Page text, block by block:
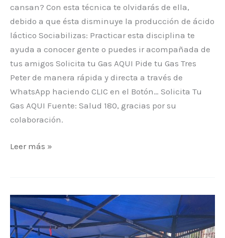
cansan? Con esta técnica te olvidarás de ella,
debido a que ésta disminuye la producción de ácido
láctico Sociabilizas: Practicar esta disciplina te
ayuda a conocer gente o puedes ir acompañada de
tus amigos Solicita tu Gas AQUI Pide tu Gas Tres
Peter de manera rápida y directa a través de
WhatsApp haciendo CLIC en el Botón… Solicita Tu
Gas AQUI Fuente: Salud 180, gracias por su
colaboración.
Leer más »
Entrega
de
Sanitizante